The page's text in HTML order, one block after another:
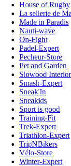
House of Rugby
La sellerie de
Made in Paradis
Nauti-wave
On-Fight
Padel-Expert
Pecheur-Store
Pet and Garden
Slowood Interior
Smash-Expert
Sneak'In
Sneakids
Sport is good
Training-Fit
Trek-Expert
Triathlon-Expert
TripNBikers
Vélo-Store
Winter-Expert